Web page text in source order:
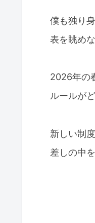
僕も独り
表を眺め
2026年の
ルールが
新しい制
差しの中